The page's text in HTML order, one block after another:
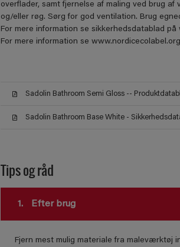
overflader, samt fjernelse af maling ved brug
og/eller røg. Sørg for god ventilation. Brug
For mere information se sikkerhedsdatablad på
For mere information se www.nordicecolabel.org
Sadolin Bathroom Semi Gloss --
Sadolin Bathroom Base White -
Tips og råd
1. Efter brug
Fjern mest mulig materiale fra maleværktøj